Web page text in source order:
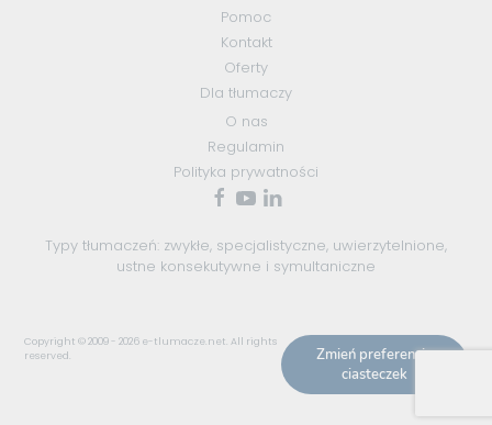
Pomoc
Kontakt
Oferty
Dla tłumaczy
O nas
Regulamin
Polityka prywatności
Typy tłumaczeń: zwykłe, specjalistyczne, uwierzytelnione,
ustne konsekutywne i symultaniczne
Copyright © 2009 - 2026 e-tlumacze.net. All rights
reserved.
Zmień preferencje
ciasteczek